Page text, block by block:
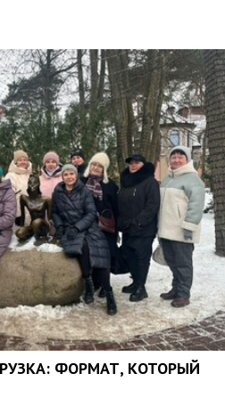
ФОРМАТ, КОТОРЫЙ